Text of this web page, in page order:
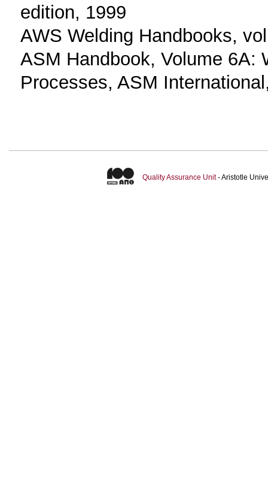
edition, 1999
AWS Welding Handbooks,
ASM Handbook, Volume 6A:
Processes, ASM
Quality Assurance Unit- Aristotle